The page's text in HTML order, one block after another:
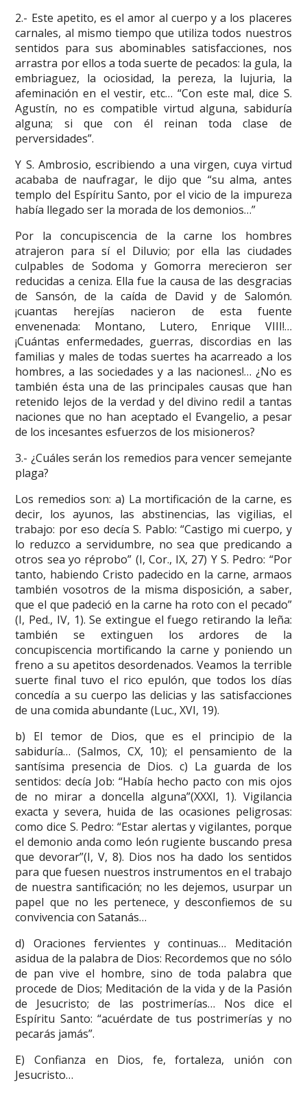
2.- Este apetito, es el amor al cuerpo y a los placeres
carnales, al mismo tiempo que utiliza todos nuestros
sentidos para sus abominables satisfacciones, nos
arrastra por ellos a toda suerte de pecados: la gula, la
embriaguez, la ociosidad, la pereza, la lujuria, la
afeminación en el vestir, etc… “Con este mal, dice S.
Agustín, no es compatible virtud alguna, sabiduría
alguna; si que con él reinan toda clase de
perversidades”.
Y S. Ambrosio, escribiendo a una virgen, cuya virtud
acababa de naufragar, le dijo que “su alma, antes
templo del Espíritu Santo, por el vicio de la impureza
había llegado ser la morada de los demonios…”
Por la concupiscencia de la carne los hombres
atrajeron para sí el Diluvio; por ella las ciudades
culpables de Sodoma y Gomorra merecieron ser
reducidas a ceniza. Ella fue la causa de las desgracias
de Sansón, de la caída de David y de Salomón.
¡cuantas herejías nacieron de esta fuente
envenenada: Montano, Lutero, Enrique VIII!…
¡Cuántas enfermedades, guerras, discordias en las
familias y males de todas suertes ha acarreado a los
hombres, a las sociedades y a las naciones!… ¿No es
también ésta una de las principales causas que han
retenido lejos de la verdad y del divino redil a tantas
naciones que no han aceptado el Evangelio, a pesar
de los incesantes esfuerzos de los misioneros?
3.- ¿Cuáles serán los remedios para vencer semejante
plaga?
Los remedios son: a) La mortificación de la carne, es
decir, los ayunos, las abstinencias, las vigilias, el
trabajo: por eso decía S. Pablo: “Castigo mi cuerpo, y
lo reduzco a servidumbre, no sea que predicando a
otros sea yo réprobo” (I, Cor., IX, 27) Y S. Pedro: “Por
tanto, habiendo Cristo padecido en la carne, armaos
también vosotros de la misma disposición, a saber,
que el que padeció en la carne ha roto con el pecado”
(I, Ped., IV, 1). Se extingue el fuego retirando la leña:
también se extinguen los ardores de la
concupiscencia mortificando la carne y poniendo un
freno a su apetitos desordenados. Veamos la terrible
suerte final tuvo el rico epulón, que todos los días
concedía a su cuerpo las delicias y las satisfacciones
de una comida abundante (Luc., XVI, 19).
b) El temor de Dios, que es el principio de la
sabiduría… (Salmos, CX, 10); el pensamiento de la
santísima presencia de Dios. c) La guarda de los
sentidos: decía Job: “Había hecho pacto con mis ojos
de no mirar a doncella alguna”(XXXI, 1). Vigilancia
exacta y severa, huida de las ocasiones peligrosas:
como dice S. Pedro: “Estar alertas y vigilantes, porque
el demonio anda como león rugiente buscando presa
que devorar”(I, V, 8). Dios nos ha dado los sentidos
para que fuesen nuestros instrumentos en el trabajo
de nuestra santificación; no les dejemos, usurpar un
papel que no les pertenece, y desconfiemos de su
convivencia con Satanás…
d) Oraciones fervientes y continuas… Meditación
asidua de la palabra de Dios: Recordemos que no sólo
de pan vive el hombre, sino de toda palabra que
procede de Dios; Meditación de la vida y de la Pasión
de Jesucristo; de las postrimerías… Nos dice el
Espíritu Santo: “acuérdate de tus postrimerías y no
pecarás jamás”.
E) Confianza en Dios, fe, fortaleza, unión con
Jesucristo…